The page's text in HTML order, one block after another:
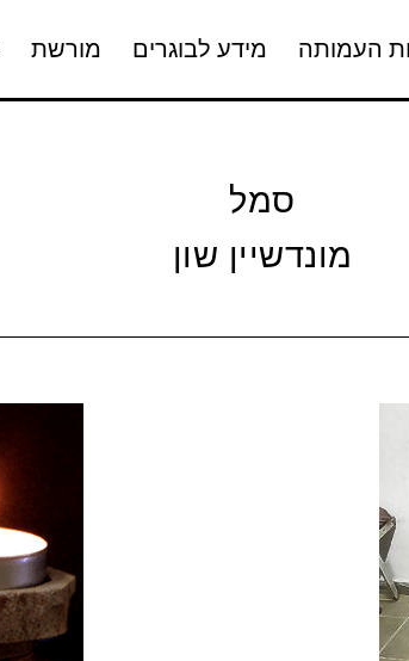
העמותה מידע לבוגרים מורשת
סמל
מונדשיין שון